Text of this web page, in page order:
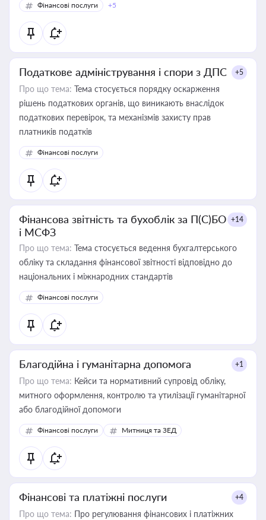
Фінансові послуги
+5
Податкове адміністрування і спори з ДПС +5
Про що тема: Тема стосується порядку оскарження
рішень податкових органів, що виникають внаслідок
податкових перевірок, та механізмів захисту прав
платників податків
Фінансові послуги
Фінансова звітність та бухоблік за П(С)БО
і МСФЗ
+14
Про що тема: Тема стосується ведення бухгалтерського
обліку та складання фінансової звітності відповідно до
національних і міжнародних стандартів
Фінансові послуги
Благодійна і гуманітарна допомога +1
Про що тема: Кейси та нормативний супровід обліку,
митного оформлення, контролю та утилізації гуманітарної
або благодійної допомоги
Фінансові послуги Митниця та ЗЕД
Фінансові та платіжні послуги +4
Про що тема: Про регулювання фінансових і платіжних